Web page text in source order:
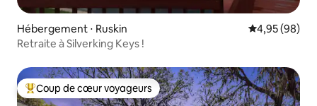
Hébergement ⋅ Ruskin Évaluation
4,95 (98)
Retraite à Silverking Keys !
Coups de cœur voyageurs les plus appréciés
Coup de cœur voyageurs